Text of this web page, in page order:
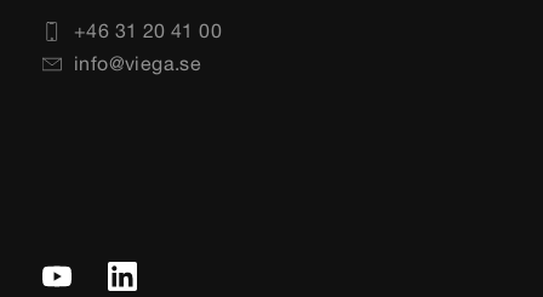
+46 31 20 41 00
info@viega.se